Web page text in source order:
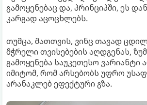
გამოყენებაც და, პრინციპში, ეს
კარგად აცოცხლებს.
თუმცა, მათთვის, ვინც თავად
მჭრელი თვისებების აღდგენას,
გამოყენება საუკეთესო ვარიანტი
იმიტომ, რომ არსებობს უფრო
არანაკლებ ეფექტური გზა.